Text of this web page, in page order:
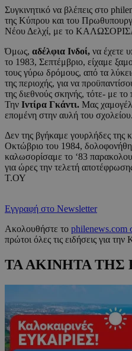
Συγκινητικό να βλέπεις στο
της Κύπρου και του
Νέου Δελχί, με το
Όμως, αδέλφια Ινδοί, να έχετε
το 1983, Σεπτέμβριο, είχαμε
τους γύρω δρόμους, από τα
της περιοχής, για να
της διεθνούς σκηνής, τότε- με το
Την Ιντίρα Γκάντι. Μας
επομένη στην αυλή του σχολείου.
Δεν της βγήκαμε γουρλήδες της
Οκτώβριο του 1984,
καλωσορίσαμε το ‘83
για ώρες την τελετή
Τ.ΟΥ
Εγγραφή στο Newsletter
Ακολουθήστε το philenews.com
πρώτοι όλες τις ειδήσεις για
ΤΑ ΑΚΙΝΗΤΑ